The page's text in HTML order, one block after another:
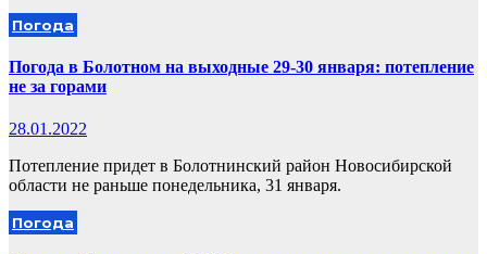
Погода
Погода в Болотном на выходные 29-30 января: потепление
не за горами
28.01.2022
Потепление придет в Болотнинский район Новосибирской
области не раньше понедельника, 31 января.
Погода